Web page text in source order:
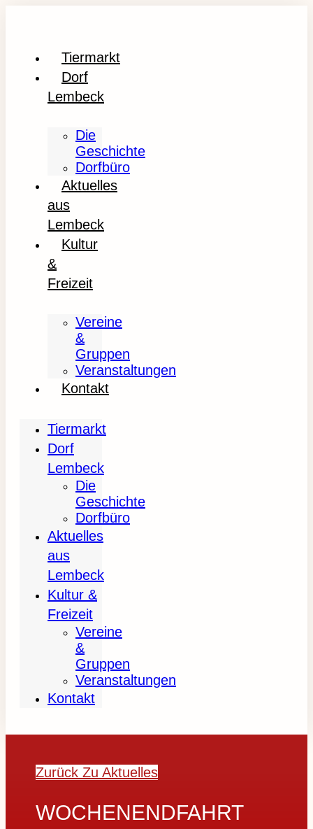
Tiermarkt
Dorf
Lembeck
Die
Geschichte
Dorfbüro
Aktuelles
aus
Lembeck
Kultur
&
Freizeit
Vereine
&
Gruppen
Veranstaltungen
Kontakt
Tiermarkt
Dorf
Lembeck
Die
Geschichte
Dorfbüro
Aktuelles
aus
Lembeck
Kultur &
Freizeit
Vereine
&
Gruppen
Veranstaltungen
Kontakt
Zurück Zu Aktuelles
WOCHENENDFAHRT